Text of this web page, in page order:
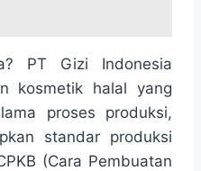
PT Gizi Indonesia
kosmetik halal yang
proses produksi,
standar produksi
(Cara Pembuatan